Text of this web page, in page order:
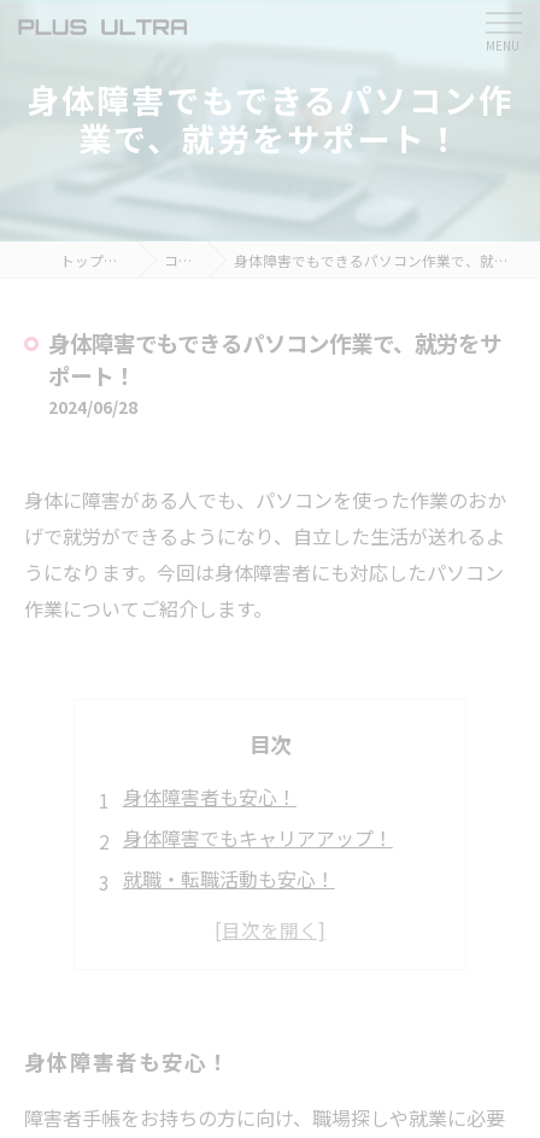
身体障害でもできるパソコン作
業で、就労をサポート！
トップページ コラム 身体障害でもできるパソコン作業で、就労をサポート！
身体障害でもできるパソコン作業で、就労をサ
ポート！
2024/06/28
身体に障害がある人でも、パソコンを使った作業のおか
げで就労ができるようになり、自立した生活が送れるよ
うになります。今回は身体障害者にも対応したパソコン
作業についてご紹介します。
目次
身体障害者も安心！
身体障害でもキャリアアップ！
就職・転職活動も安心！
マンツーマンでのサポートも可能！
身体障害者も安心！
障害者手帳をお持ちの方に向け、職場探しや就業に必要